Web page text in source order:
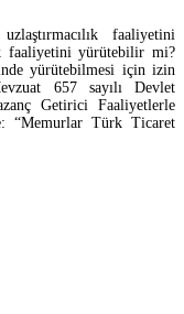
faaliyetini
faaliyetini yürütebilir mi?
yürütebilmesi için izin
657 sayılı Devlet
Getirici Faaliyetlerle
“Memurlar Türk Ticaret